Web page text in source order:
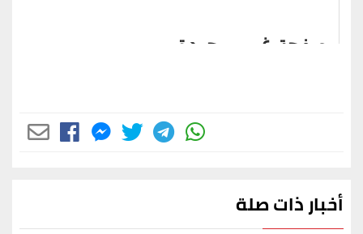
أخبار ذات صلة